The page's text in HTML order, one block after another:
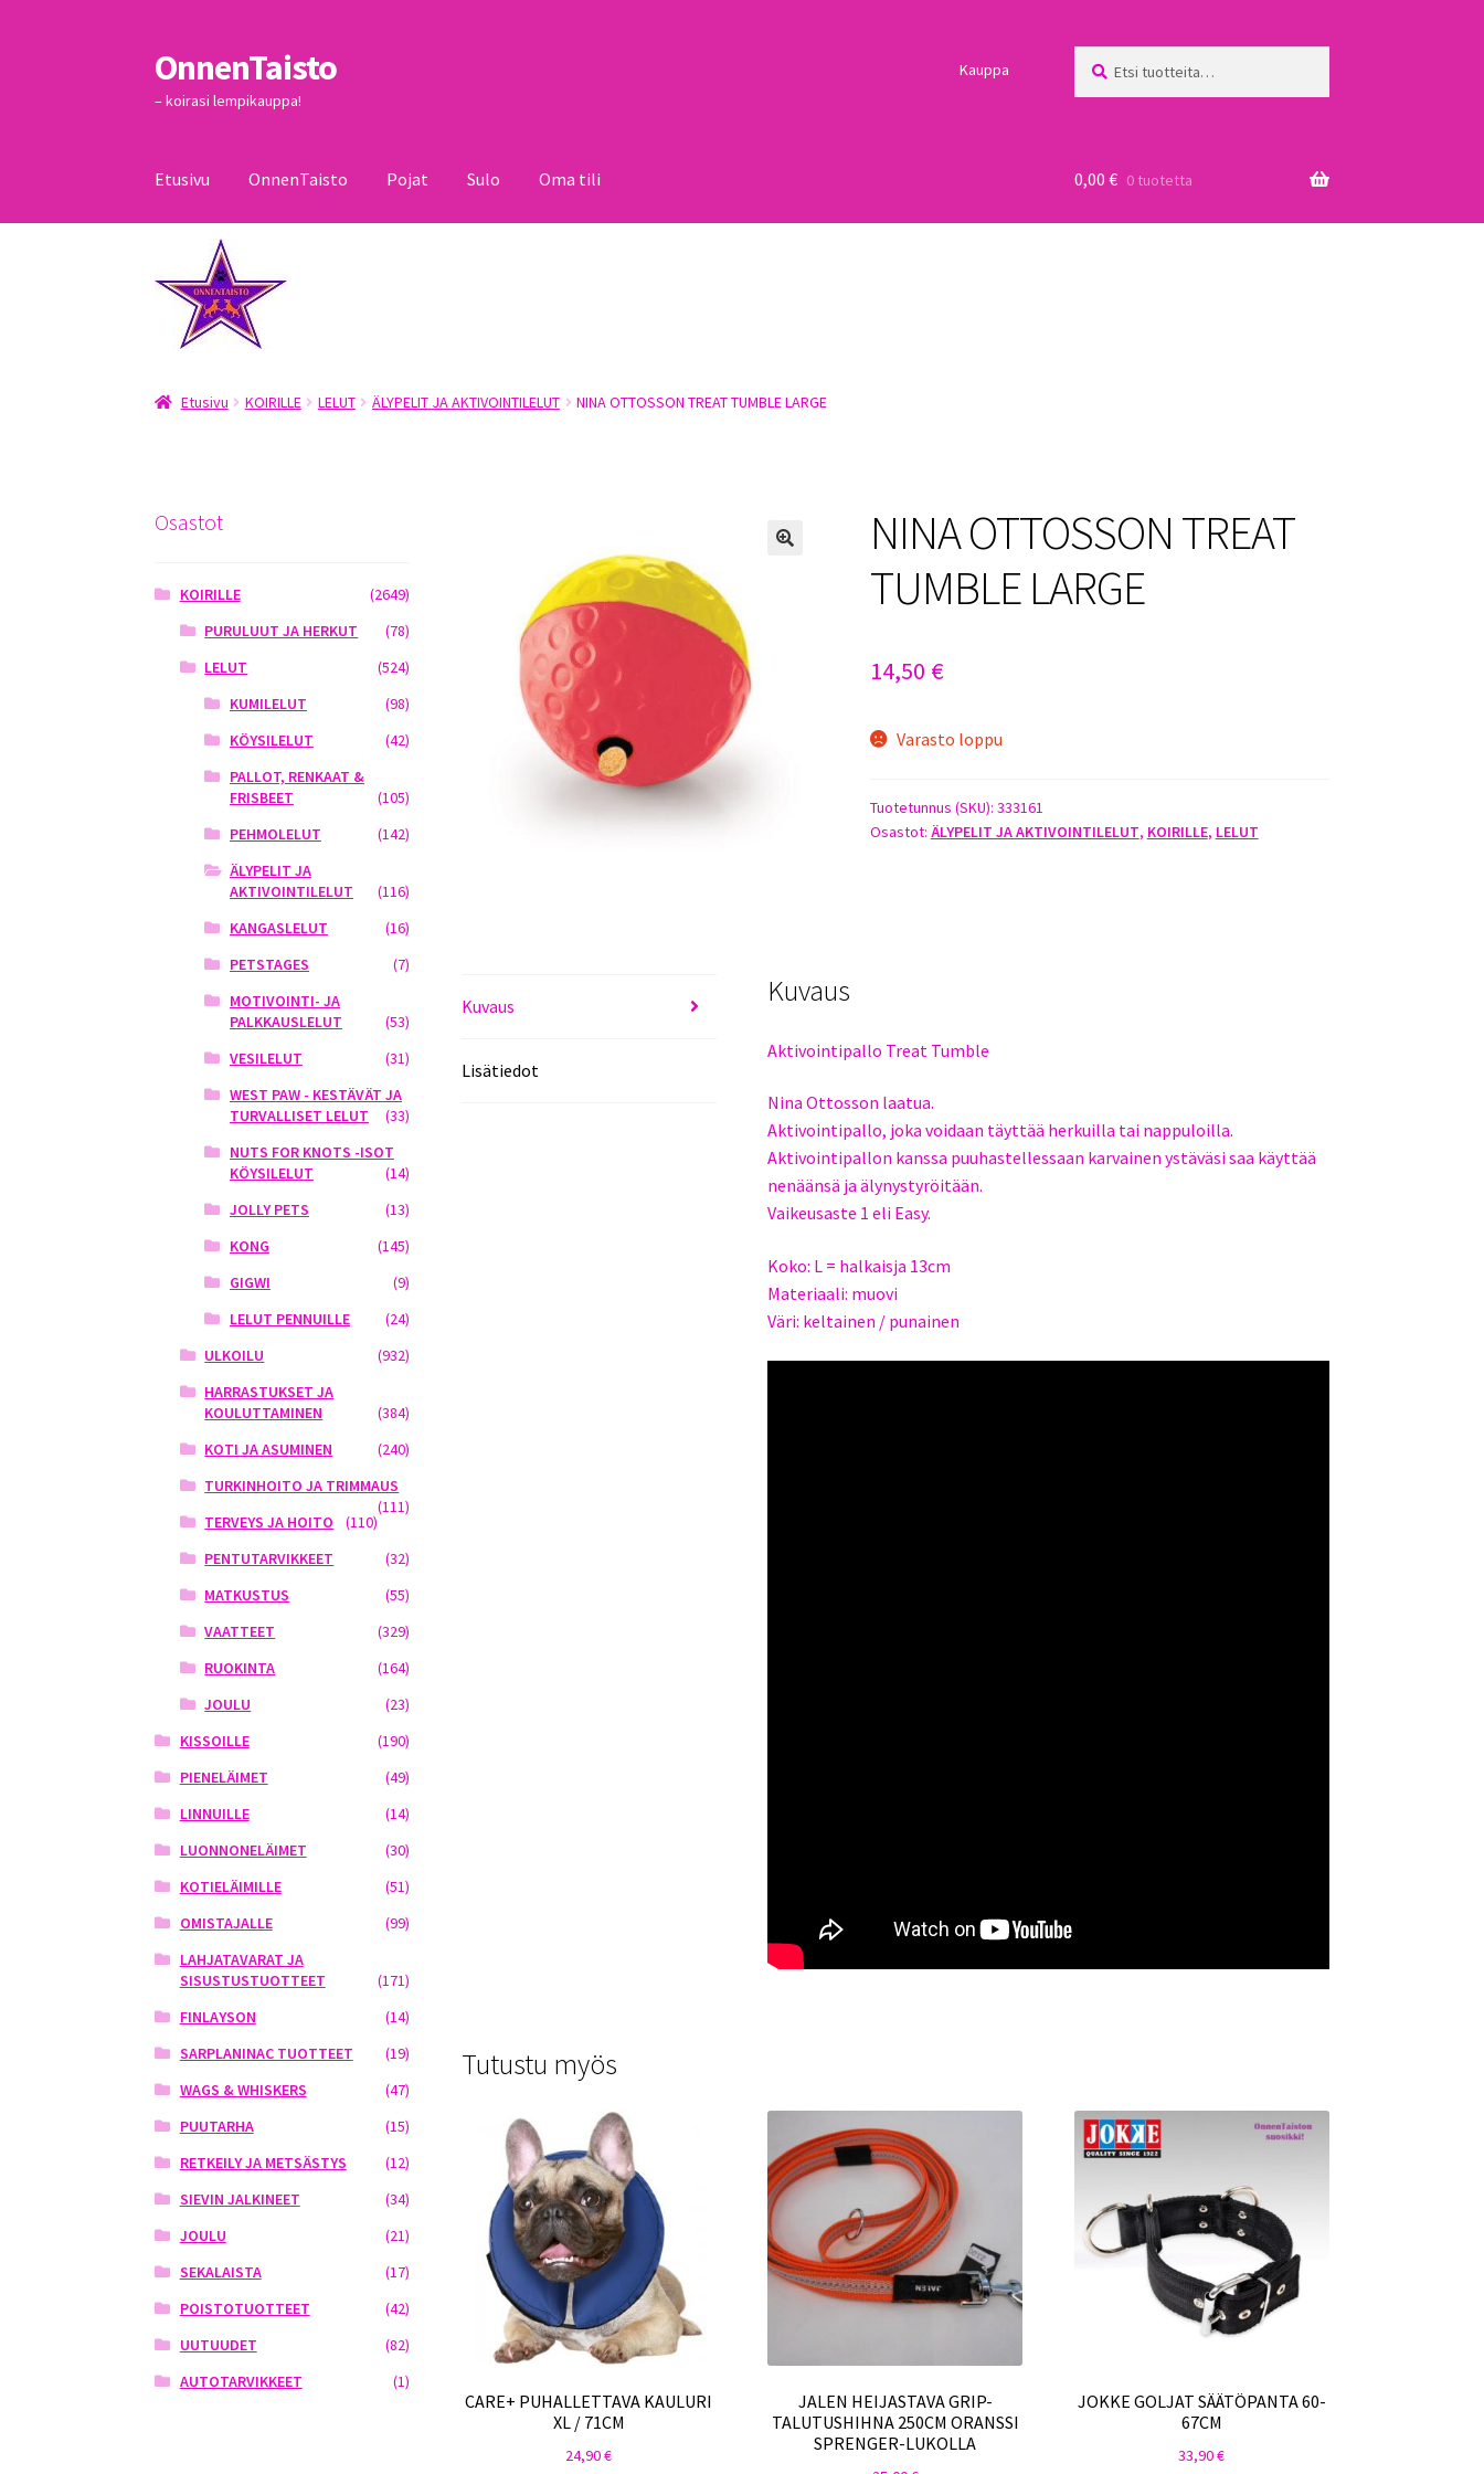
Siirry
navigointiin
Siirry
sisältöön
OnnenTaisto
– koirasi lempikauppa!
Kauppa
Etusivu OnnenTaisto Pojat Sulo Oma tili
Kassa
0,00 € 0 tuotetta
Etusivu KOIRILLE LELUT ÄLYPELIT JA AKTIVOINTILELUT NINA OTTOSSON TREAT TUMBLE LARGE
NINA OTTOSSON TREAT
TUMBLE LARGE
14,50 €
Varasto loppu
Tuotetunnus (SKU): 333161
Osastot: ÄLYPELIT JA AKTIVOINTILELUT, KOIRILLE, LELUT
Kuvaus
Lisätiedot
Kuvaus
Aktivointipallo Treat Tumble
Nina Ottosson laatua.
Aktivointipallo, joka voidaan täyttää herkuilla tai nappuloilla.
Aktivointipallon kanssa puuhastellessaan karvainen ystäväsi saa käyttää
nenäänsä ja älynystyröitään.
Vaikeusaste 1 eli Easy.
Koko: L = halkaisja 13cm
Materiaali: muovi
Väri: keltainen / punainen
Tutustu myös
CARE+ PUHALLETTAVA KAULURI
XL / 71CM
24,90€
JALEN HEIJASTAVA GRIP-
TALUTUSHIHNA 250CM ORANSSI
SPRENGER-LUKOLLA
JOKKE GOLJAT SÄÄTÖPANTA 60-
67CM
33,90€
Osastot
KOIRILLE
(2649)
PURULUUT JA HERKUT
(78)
LELUT
(524)
KUMILELUT
(98)
KÖYSILELUT
(42)
PALLOT, RENKAAT &
FRISBEET
(105)
PEHMOLELUT
(142)
ÄLYPELIT JA
AKTIVOINTILELUT
(116)
KANGASLELUT
(16)
PETSTAGES
(7)
MOTIVOINTI- JA
PALKKAUSLELUT
(53)
VESILELUT
(31)
WEST PAW - KESTÄVÄT JA
TURVALLISET LELUT
(33)
NUTS FOR KNOTS -ISOT
KÖYSILELUT
(14)
JOLLY PETS
(13)
KONG
(145)
GIGWI
(9)
LELUT PENNUILLE
(24)
ULKOILU
(932)
HARRASTUKSET JA
KOULUTTAMINEN
(384)
KOTI JA ASUMINEN
(240)
TURKINHOITO JA TRIMMAUS
(111)
TERVEYS JA HOITO
(110)
PENTUTARVIKKEET
(32)
MATKUSTUS
(55)
VAATTEET
(329)
RUOKINTA
(164)
JOULU
(23)
KISSOILLE
(190)
PIENELÄIMET
(49)
LINNUILLE
(14)
LUONNONELÄIMET
(30)
KOTIELÄIMILLE
(51)
OMISTAJALLE
(99)
LAHJATAVARAT JA
SISUSTUSTUOTTEET
(171)
FINLAYSON
(14)
SARPLANINAC TUOTTEET
(19)
WAGS & WHISKERS
(47)
PUUTARHA
(15)
RETKEILY JA METSÄSTYS
(12)
SIEVIN JALKINEET
(34)
JOULU
(21)
SEKALAISTA
(17)
POISTOTUOTTEET
(42)
UUTUUDET
(82)
AUTOTARVIKKEET
(1)